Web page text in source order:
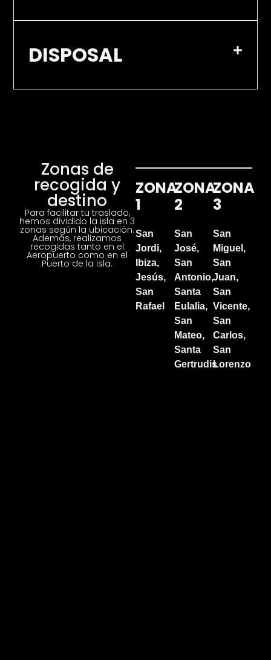
DISPOSAL
Zonas de
recogida y
destino
Para facilitar tu traslado,
hemos dividido la isla en 3
zonas según la ubicación.
Además, realizamos
recogidas tanto en el
Aeropuerto como en el
Puerto de la isla.
ZONA
1
San
Jordi,
Ibiza,
Jesús,
San
Rafael
ZONA
2
San
José,
San
Antonio,
Santa
Eulalia,
San
Mateo,
Santa
Gertrudis
ZONA
3
San
Miguel,
San
Juan,
San
Vicente,
San
Carlos,
San
Lorenzo